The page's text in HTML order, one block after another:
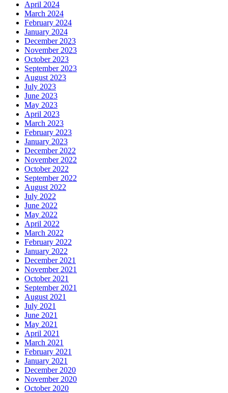
April 2024
March 2024
February 2024
January 2024
December 2023
November 2023
October 2023
September 2023
August 2023
July 2023
June 2023
May 2023
April 2023
March 2023
February 2023
January 2023
December 2022
November 2022
October 2022
September 2022
August 2022
July 2022
June 2022
May 2022
April 2022
March 2022
February 2022
January 2022
December 2021
November 2021
October 2021
September 2021
August 2021
July 2021
June 2021
May 2021
April 2021
March 2021
February 2021
January 2021
December 2020
November 2020
October 2020